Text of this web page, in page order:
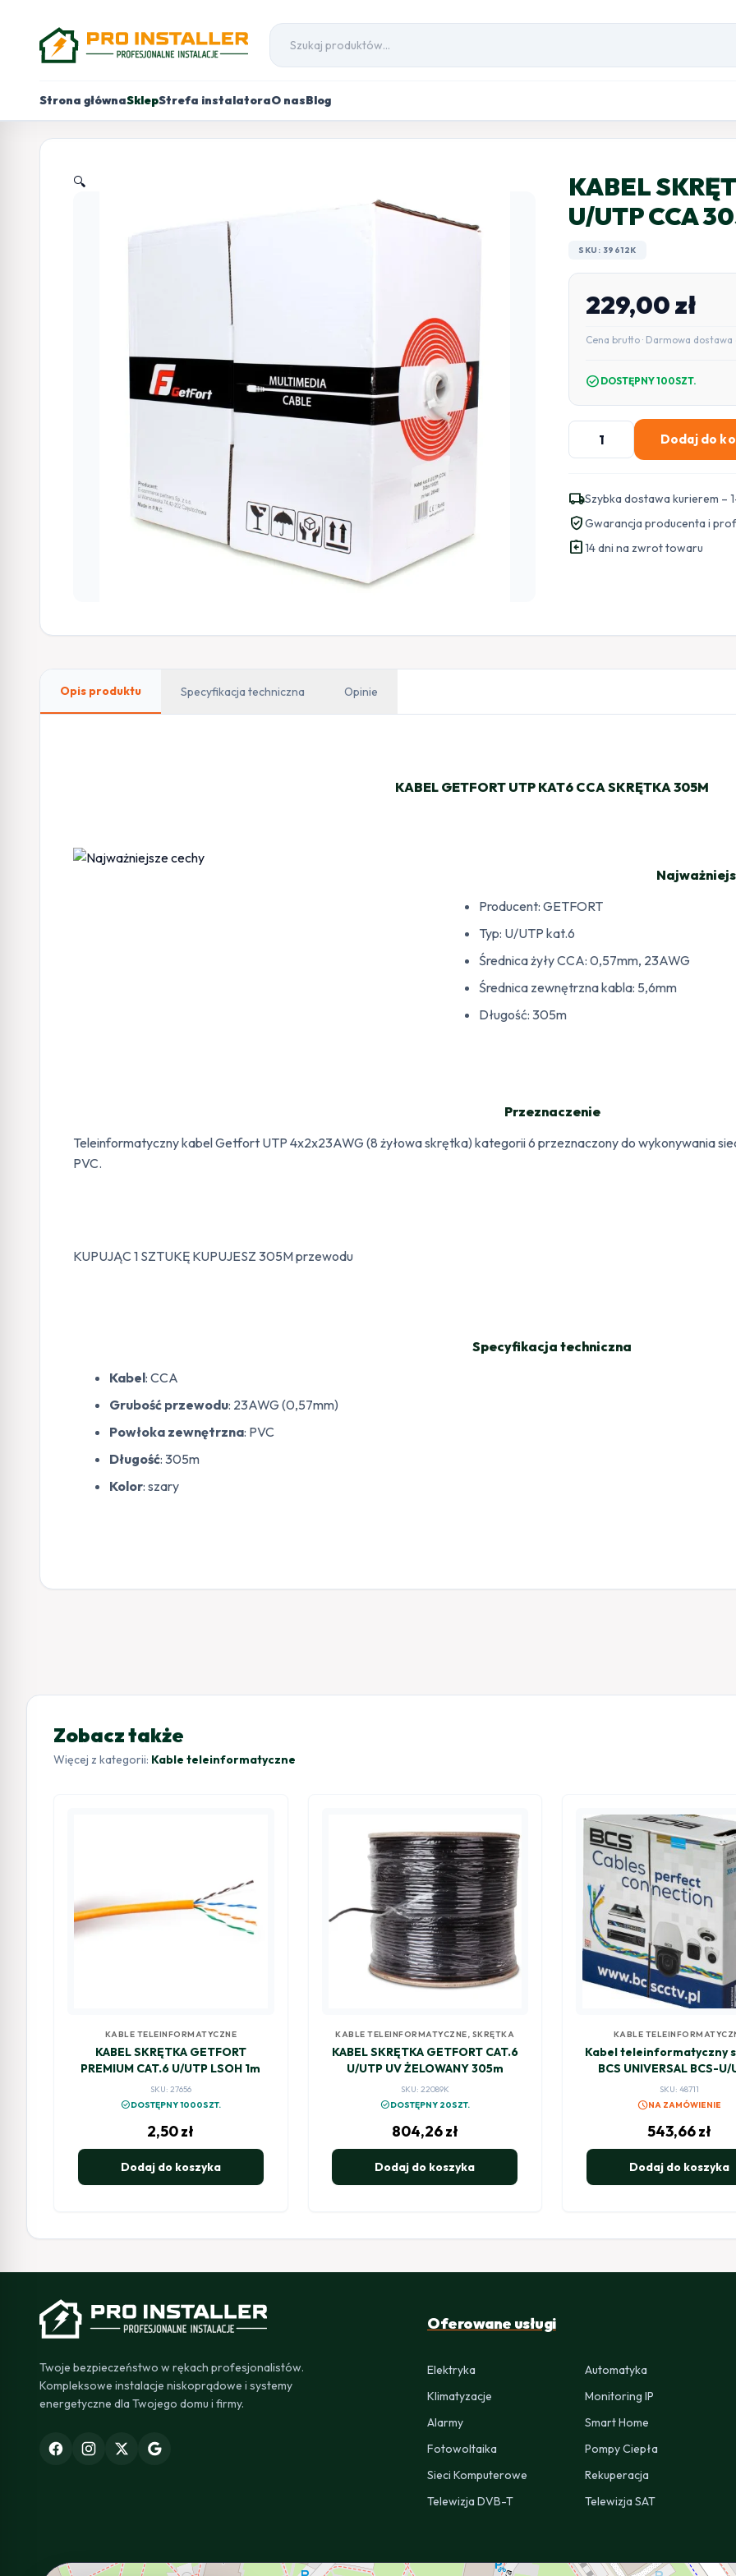
Strona głównaSklepStrefa instalatoraO nasBlog
🔍
KABEL
U/UTP CCA
SKU: 39612K
229,00zł
Cena brutto · Darmowa dostawa
check_circle DOSTĘPNY 100SZT.
ilość
KABEL
GETFORT
CAT.6
U/UTP
CCA
Dodaj do
local_shippingSzybka dostawa kurierem –
verified_userGwarancja producenta i
assignment_return14 dni na zwrot towaru
Opis produktu Specyfikacja techniczna Opinie
KABEL GETFORT UTP KAT6 CCA SKRĘTKA 305M
Producent: GETFORT
Typ: U/UTP kat.6
Średnica żyły CCA: 0,57mm, 23AWG
Średnica zewnętrzna kabla: 5,6mm
Długość: 305m
Przeznaczenie
Teleinformatyczny kabel Getfort UTP 4x2x23AWG (8 żyłowa skrętka) kategorii 6 przeznaczony do wykonywania
PVC.
KUPUJĄC 1 SZTUKĘ KUPUJESZ 305M przewodu
Specyfikacja techniczna
Kabel: CCA
Grubość przewodu: 23AWG (0,57mm)
Powłoka zewnętrzna: PVC
Długość: 305m
Kolor: szary
Zobacz także
Więcej z kategorii: Kable teleinformatyczne
KABLE TELEINFORMATYCZNE
KABEL SKRĘTKA GETFORT
PREMIUM CAT.6 U/UTP LSOH 1m
SKU: 27656
check_circleDOSTĘPNY 1000SZT.
2,50zł
Dodaj do koszyka
KABLE TELEINFORMATYCZNE SKRĘTKA
KABEL SKRĘTKA GETFORT CAT.6
U/UTP UV ŻELOWANY 305m
SKU: 22089K
check_circleDOSTĘPNY 20SZT.
804,26zł
Dodaj do koszyka
KABLE
Kabel teleinformatyczny
BCS UNIVERSAL BCS-U/
CAT5E-PVC
SKU: 48711
scheduleNA ZAMÓWIENIE
543,66zł
Dodaj do koszyka
Twoje bezpieczeństwo w rękach profesjonalistów.
Kompleksowe instalacje niskoprądowe i systemy
energetyczne dla Twojego domu i firmy.
Oferowane usługi
Elektryka
Automatyka
Klimatyzacje
Monitoring IP
Alarmy
Smart Home
Fotowoltaika
Pompy Ciepła
Sieci Komputerowe
Rekuperacja
Telewizja DVB-T
Telewizja SAT